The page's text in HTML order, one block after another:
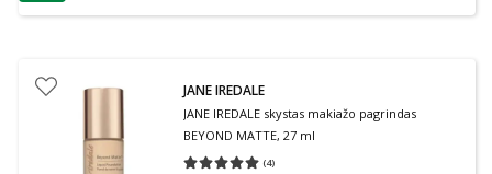
JANE IREDALE
JANE IREDALE skystas makiažo pagrindas
BEYOND MATTE, 27 ml
(4)
Vidutinis įvertinimas 5.00